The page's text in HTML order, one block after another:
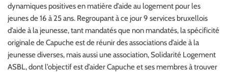
dynamiques positives en matière d’aide au logement pour les
jeunes de 16 à 25 ans. Regroupant à ce jour 9 services bruxellois
d’aide à la jeunesse, tant mandatés que non mandatés, la spécificité
originale de Capuche est de réunir des associations d’aide à la
jeunesse diverses, mais aussi une association, Solidarité Logement
ASBL, dont l’objectif est d’aider Capuche et ses membres à trouver